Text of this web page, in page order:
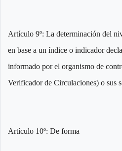
Artículo 9º: La determinación del
en base a un índice o indicador
informado por el organismo de
Verificador de Circulaciones) o sus
Artículo 10º: De forma